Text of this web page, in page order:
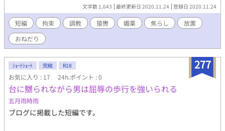
文字数 1,643 最終更新日 2020.11.24 登録日 2020.11.24
短編 拘束 調教 猿轡 媚薬 焦らし
放置
おねだり
277
ｼｮｰﾄｼｮｰﾄ 完結 R18
お気に入り : 17 24h.ポイント : 0
台に嬲られながら男は屈辱の歩行を強いられる
五月雨時雨
ブログに掲載した短編です。